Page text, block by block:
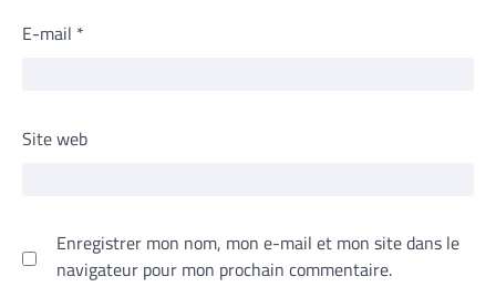
E-mail *
Site web
Enregistrer mon nom, mon e-mail et mon site dans le
navigateur pour mon prochain commentaire.